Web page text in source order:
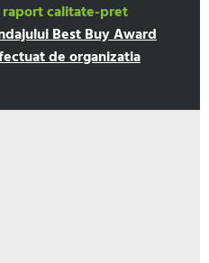
raport calitate-pret
Best Buy Award
de organizatia